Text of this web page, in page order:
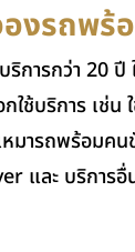
งรถพร้
ริการกว่า 20
ใช้บริการ เ
มารถพร้อมค
และ บริการอื่